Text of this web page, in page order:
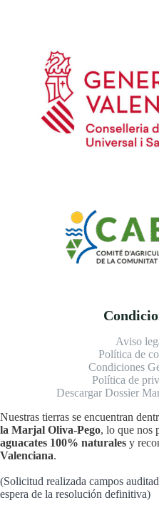
Aviso
Política de
Condiciones
Política de
Descargar Dossier
Nuestras tierras se encuentran
la Marjal Oliva-Pego, lo que nos
aguacates 100% naturales y
Valenciana.
(Solicitud realizada campos
espera de la resolución definitiva)